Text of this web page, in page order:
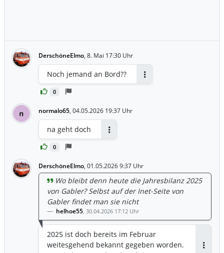
DerschöneElmo, 8. Mai 17:30 Uhr
0
Noch jemand an Bord??
n normalo65, 04.05.2026 19:37 Uhr
0
na geht doch
DerschöneElmo, 01.05.2026 9:37 Uhr
Wo bleibt denn heute die Jahresbilanz 2025
von Gabler? Selbst auf der Inet-Seite von
Gabler findet man sie nicht
helhoe55, 30.04.2026 17:12 Uhr
2025 ist doch bereits im Februar
weitesgehend bekannt gegeben worden.